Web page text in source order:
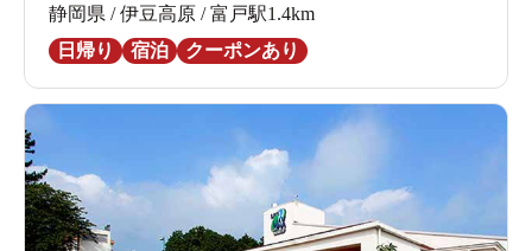
静岡県 / 伊豆高原 / 富戸駅1.4km
日帰り
宿泊 クーポンあり